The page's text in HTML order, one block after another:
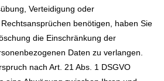
Verteidigung oder
benötigen, haben Sie
die Einschränkung der
Daten zu verlangen.
nach Art. 21 Abs. 1 DSGVO